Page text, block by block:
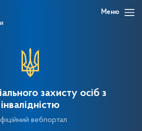
Меню
захисту осіб з
інвалідністю
вебпортал